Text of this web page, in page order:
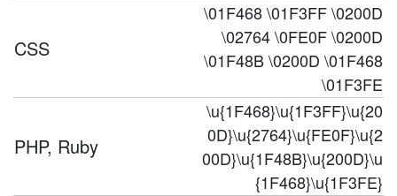
CSS
\01F468 \01F3FF \0200D
\02764 \0FE0F \0200D
\01F48B \0200D \01F468
\01F3FE
PHP, Ruby
\u{1F468}\u{1F3FF}\u{20
0D}\u{2764}\u{FE0F}\u{2
00D}\u{1F48B}\u{200D}\u
{1F468}\u{1F3FE}